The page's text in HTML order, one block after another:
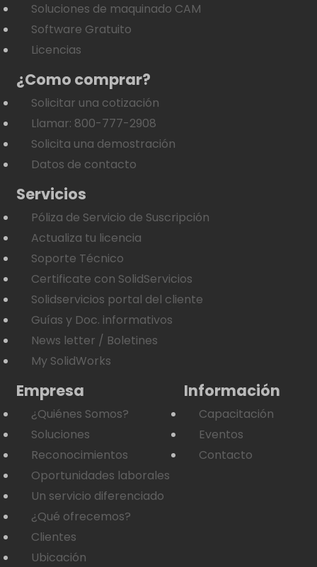
Soluciones de maquinado CAM
Software Gratuito
Licencias
¿Como comprar?
Solicitar una cotización
Llamar: 800-777-2908
Solicita una demostración
Datos de contacto
Servicios
Póliza de Servicio de Suscripción
Actualiza tu licencia
Soporte Técnico
Certificate con SolidServicios
Solidservicios portal del cliente
Guías y Doc. informativos
News letter / Boletines
My SolidWorks
Empresa
¿Quiénes Somos?
Soluciones
Reconocimientos
Oportunidades laborales
Un servicio diferenciado
¿Qué ofrecemos?
Clientes
Ubicación
Información
Capacitación
Eventos
Contacto